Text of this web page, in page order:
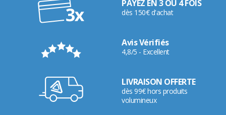
PAYEZ EN 3 OU 4 FOIS
dès 150€ d'achat
Avis Vérifiés
4,8/5 - Excellent
LIVRAISON OFFERTE
dès 99€ hors produits
volumineux